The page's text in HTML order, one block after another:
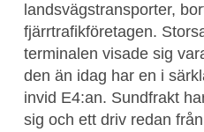
landsvägstransporter,
fjärrtrafikföretagen.
terminalen visade sig
den än idag har en i
invid E4:an. Sundfrakt
sig och ett driv redan